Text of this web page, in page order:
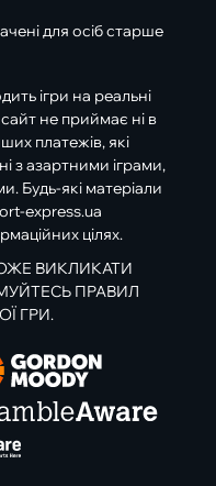
для осіб старше
ігри на реальні
не приймає ні в
платежів, які
з азартними іграми,
Будь-які матеріали
express.ua
цілях.
ВИКЛИКАТИ
ПРАВИЛ
ГРИ.